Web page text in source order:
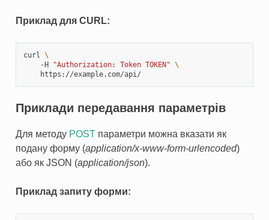
Приклад для CURL:
curl \
    -H
"Authorization: Token TOKEN" \
Приклади передавання параметрів
Для методу POSTпараметри можна вказати як
подану форму (application/x-www-form-urlencoded)
або як JSON (application/json).
Приклад запиту форми: